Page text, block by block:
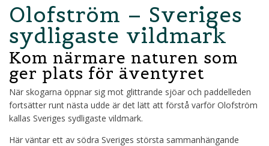
Olofström – Sveriges
sydligaste vildmark
Kom närmare naturen som
ger plats för äventyret
När skogarna öppnar sig mot glittrande sjöar och paddelleden
fortsätter runt nästa udde är det lätt att förstå varför Olofström
kallas Sveriges sydligaste vildmark.
Här väntar ett av södra Sveriges största sammanhängande